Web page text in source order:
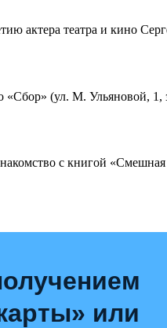
актера театра и кино
«Сбор» (ул. М. Ульяновой, 1,
с книгой
или